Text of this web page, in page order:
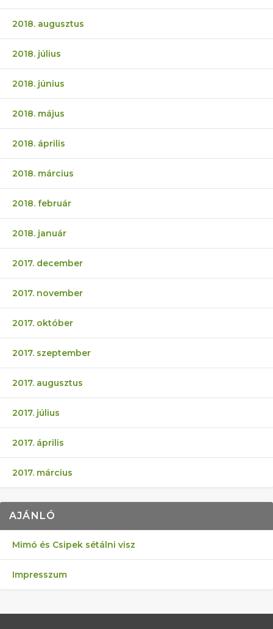
2018. augusztus
2018. július
2018. június
2018. május
2018. április
2018. március
2018. február
2018. január
2017. december
2017. november
2017. október
2017. szeptember
2017. augusztus
2017. július
2017. április
2017. március
AJÁNLÓ
Mimó és Csipek sétálni visz
Impresszum